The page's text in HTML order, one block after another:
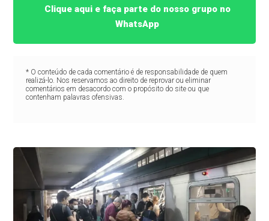
Clique aqui e faça parte do nosso grupo no
WhatsApp
* O conteúdo de cada comentário é de responsabilidade de quem
realizá-lo. Nos reservamos ao direito de reprovar ou eliminar
comentários em desacordo com o propósito do site ou que
contenham palavras ofensivas.